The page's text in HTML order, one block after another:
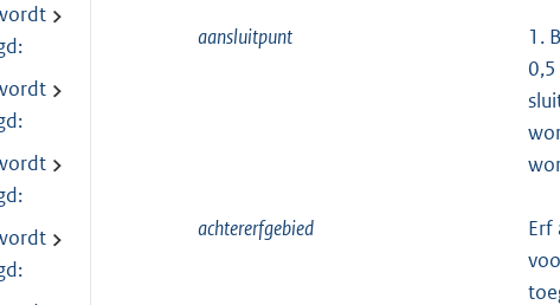
aansluitpunt
1.
achtererfgebied
Erf